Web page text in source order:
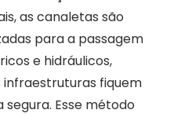
as canaletas são
para a passagem
e hidráulicos,
infraestruturas fiquem
Esse método